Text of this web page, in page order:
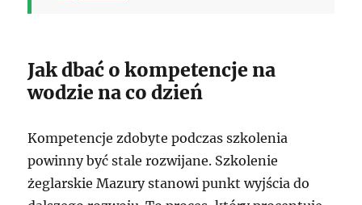
Jak dbać o kompetencje na
wodzie na co dzień
Kompetencje zdobyte podczas szkolenia
powinny być stale rozwijane. Szkolenie
żeglarskie Mazury stanowi punkt wyjścia do